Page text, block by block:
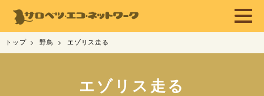
トップ 野鳥 エゾリス走る
エゾリス走る